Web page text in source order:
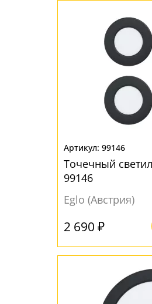
- бесплатно по России
99146
Точечный
99146
Eglo (Австрия)
2 690 ₽